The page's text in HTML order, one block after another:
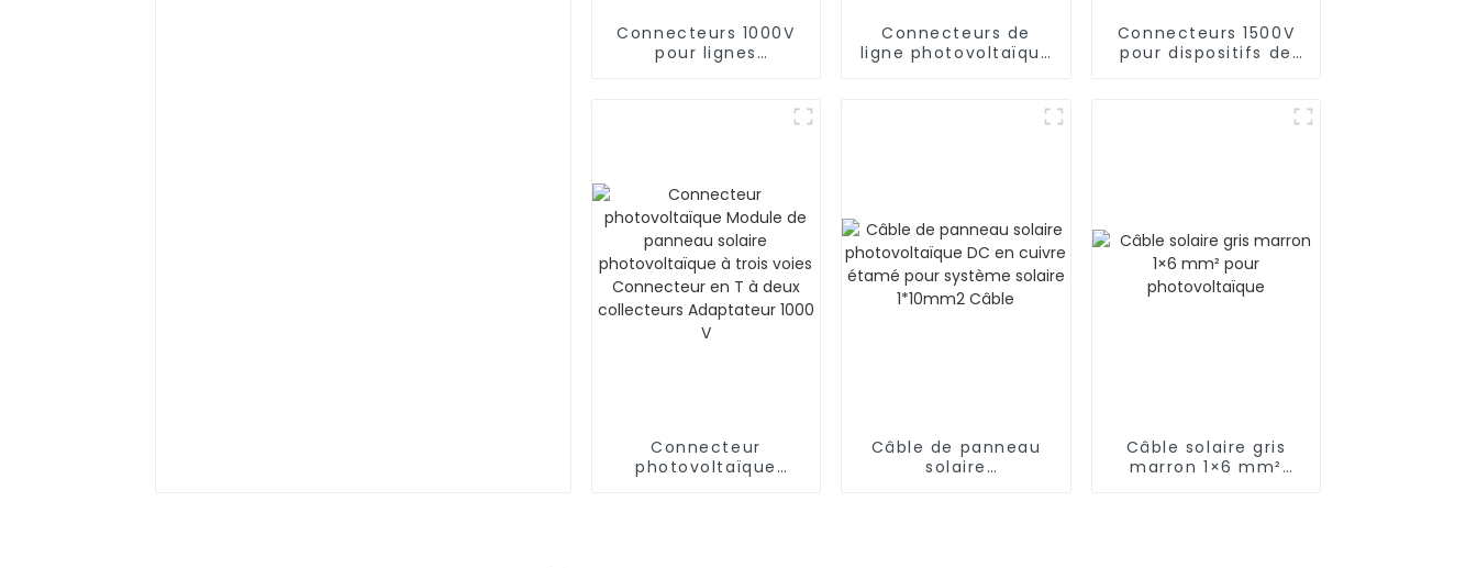
Connecteurs 1000V
pour lignes
Connecteurs de
ligne photovoltaïque
Connecteurs 1500V
pour dispositifs de
Connecteur
photovoltaïque
Câble de panneau
solaire
Câble solaire gris
marron 1×6 mm²